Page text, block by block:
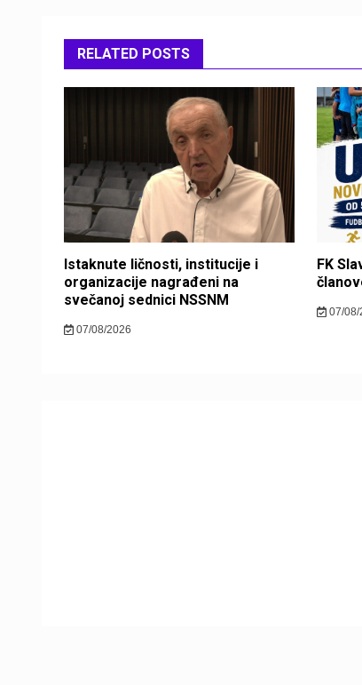
RELATED POSTS
Istaknute ličnosti, institucije i
organizacije nagrađeni na
svečanoj sednici NSSNM
07/08/2026
FK
07/08/